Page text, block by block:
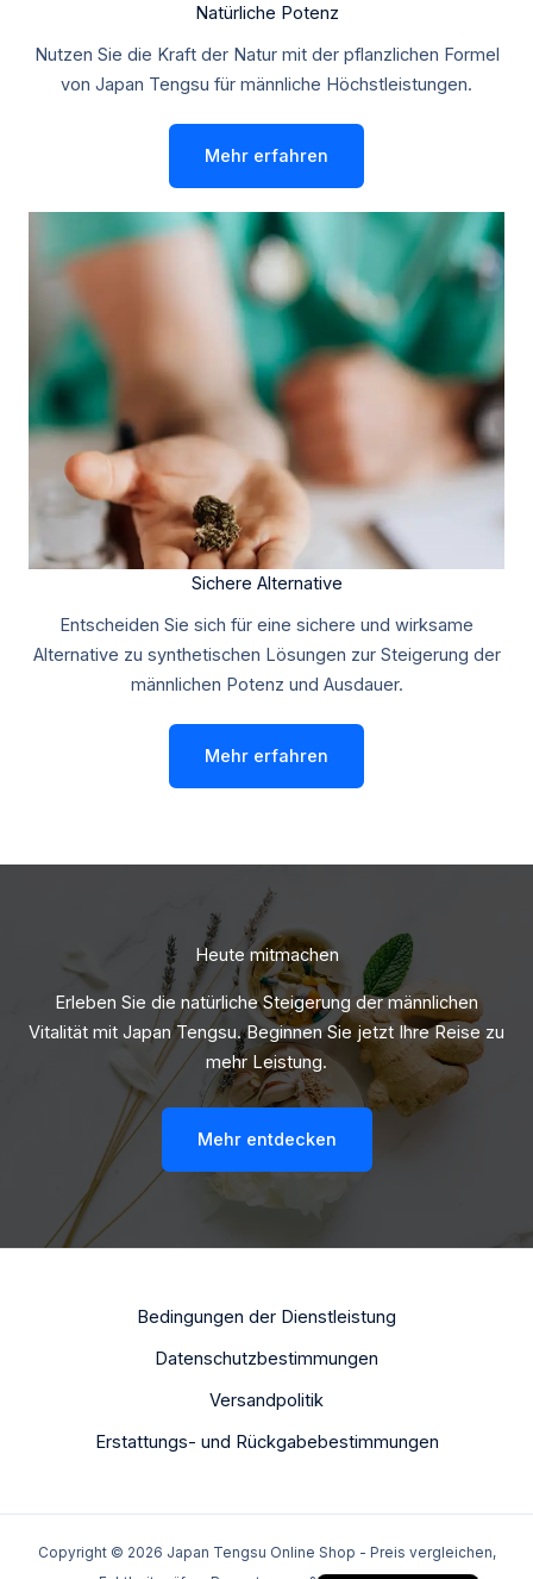
Natürliche Potenz
Nutzen Sie die Kraft der Natur mit der pflanzlichen Formel
von Japan Tengsu für männliche Höchstleistungen.
Mehr erfahren
Sichere Alternative
Entscheiden Sie sich für eine sichere und wirksame
Alternative zu synthetischen Lösungen zur Steigerung der
männlichen Potenz und Ausdauer.
Mehr erfahren
Heute mitmachen
Erleben Sie die natürliche Steigerung der männlichen
Vitalität mit Japan Tengsu. Beginnen Sie jetzt Ihre Reise zu
mehr Leistung.
Mehr entdecken
Bedingungen der Dienstleistung
Datenschutzbestimmungen
Versandpolitik
Erstattungs- und Rückgabebestimmungen
Copyright © 2026 Japan Tengsu Online Shop - Preis vergleichen,
Italian
Dutch